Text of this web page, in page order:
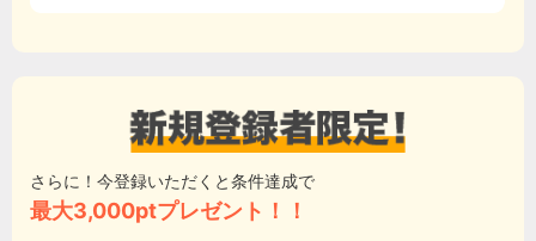
さらに！今登録いただくと条件達成で
最大3,000ptプレゼント！！